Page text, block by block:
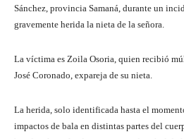
Sánchez, provincia Samaná, durante un
gravemente herida la nieta de la señora.
La víctima es Zoila Osoria, quien recibió
José Coronado, expareja de su nieta.
La herida, solo identificada hasta el
impactos de bala en distintas partes del